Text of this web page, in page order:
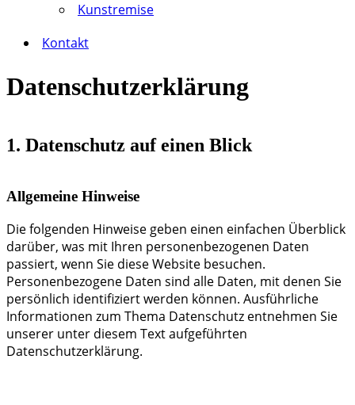
Kunstremise
Kontakt
Datenschutz­erklärung
1. Datenschutz auf einen Blick
Allgemeine Hinweise
Die folgenden Hinweise geben einen einfachen Überblick
darüber, was mit Ihren personenbezogenen Daten
passiert, wenn Sie diese Website besuchen.
Personenbezogene Daten sind alle Daten, mit denen Sie
persönlich identifiziert werden können. Ausführliche
Informationen zum Thema Datenschutz entnehmen Sie
unserer unter diesem Text aufgeführten
Datenschutzerklärung.